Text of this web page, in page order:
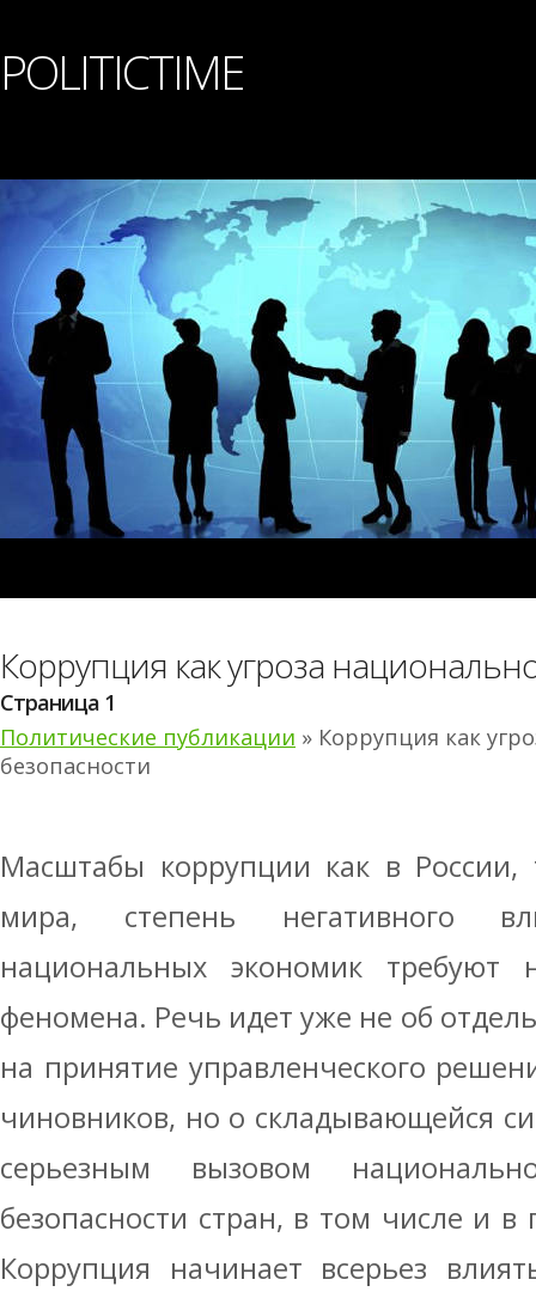
POLITICTIME
Коррупция как угроза
Страница 1
Политические публикации » Коррупция как
безопасности
Масштабы коррупции как в России,
мира, степень негативного
национальных экономик требуют
феномена. Речь идет уже не об
на принятие управленческого
чиновников, но о складывающейся
серьезным вызовом
безопасности стран, в том числе и
Коррупция начинает всерьез